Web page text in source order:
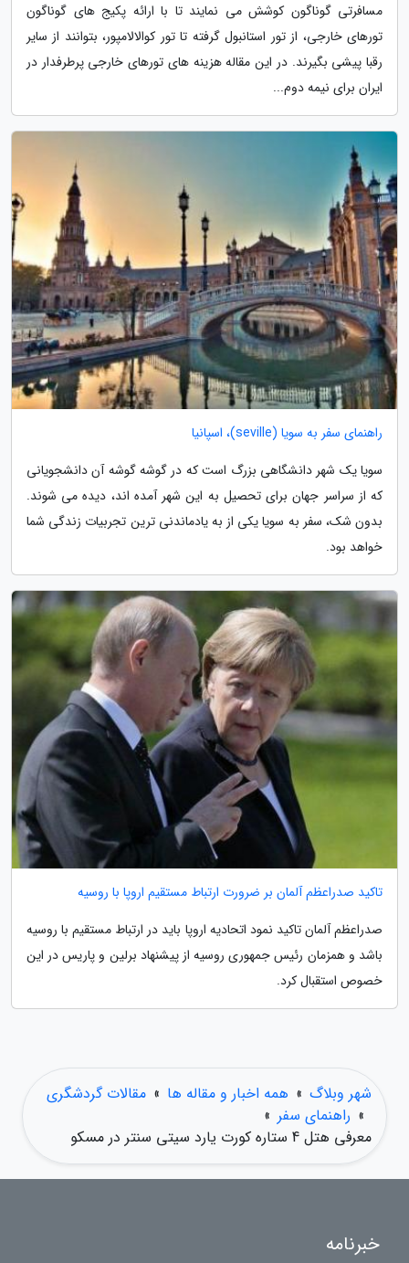
مسافرتی گوناگون کوشش می نمایند تا با ارائه پکیج های گوناگون
تورهای خارجی، از تور استانبول گرفته تا تور کوالالامپور، بتوانند از سایر
رقبا پیشی بگیرند. در این مقاله هزینه های تورهای خارجی پرطرفدار در
ایران برای نیمه دوم...
راهنمای سفر به سویا (seville)، اسپانیا
سویا یک شهر دانشگاهی بزرگ است که در گوشه گوشه آن دانشجویانی
که از سراسر جهان برای تحصیل به این شهر آمده اند، دیده می شوند.
بدون شک، سفر به سویا یکی از به یادماندنی ترین تجربیات زندگی شما
خواهد بود.
تاکید صدراعظم آلمان بر ضرورت ارتباط مستقیم اروپا با روسیه
صدراعظم آلمان تاکید نمود اتحادیه اروپا باید در ارتباط مستقیم با روسیه
باشد و همزمان رئیس جمهوری روسیه از پیشنهاد برلین و پاریس در این
خصوص استقبال کرد.
شهر وبلاگ » همه اخبار و مقاله ها » مقالات گردشگری
» راهنمای سفر »
معرفی هتل 4 ستاره کورت یارد سیتی سنتر در مسکو
خبرنامه